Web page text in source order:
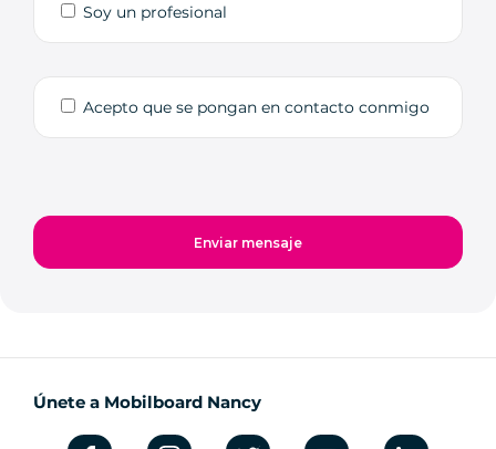
Soy un profesional
Acepto que se pongan en contacto conmigo
Únete a Mobilboard Nancy